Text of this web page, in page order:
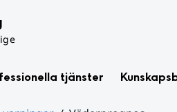
tjänster